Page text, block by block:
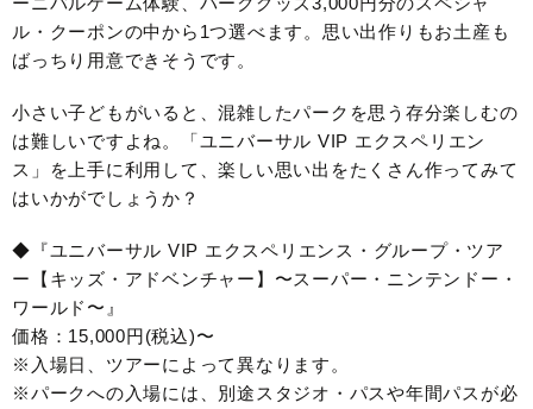
ル・クーポンの中から1つ選べます。思い出作りもお土産も
ばっちり用意できそうです。
小さい子どもがいると、混雑したパークを思う存分楽しむの
は難しいですよね。「ユニバーサル VIP エクスペリエン
ス」を上手に利用して、楽しい思い出をたくさん作ってみて
はいかがでしょうか？
◆『ユニバーサル VIP エクスペリエンス・グループ・ツア
ー【キッズ・アドベンチャー】〜スーパー・ニンテンドー・
ワールド〜』
価格：15,000円(税込)〜
※入場日、ツアーによって異なります。
※パークへの入場には、別途スタジオ・パスや年間パスが必